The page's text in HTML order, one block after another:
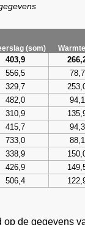
(som)
403,9
556,5 78,7
329,7
482,0 94,1
310,9
415,7 94,3
733,0 88,1
338,9
426,9
506,4
op de gegevens